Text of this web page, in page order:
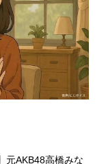
元AKB48高橋みな